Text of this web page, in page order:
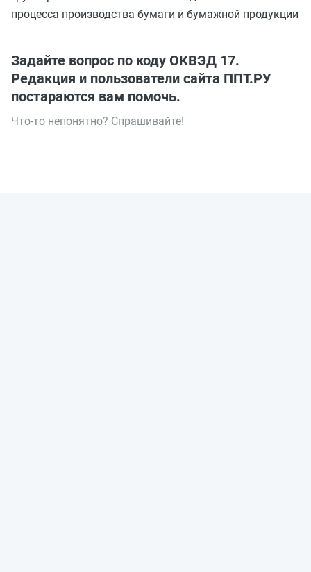
процесса производства бумаги и бумажной продукции
Задайте вопрос по коду ОКВЭД 17.
Редакция и пользователи сайта ППТ.РУ
постараются вам помочь.
Что-то непонятно? Спрашивайте!